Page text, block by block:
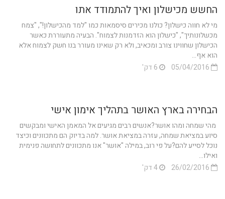
החשש מכישלון ואיך להתמודד אתו
מי לא חווה כישלון? כולנו מכירים סיסמאות כמו "למד מהכישלון!", "צמח
מכשלונותיך", "כישלון הוא הזדמנות לצמוח". הבעיה מתעוררת כאשר
הכישלון שחווינו צורב ומכאיב, ולא רק שאינו מעורר בנו חשק לצמוח אלא
הוא אף...
הבחירה בארץ האושר בתהליך אימון אישי
מהי שמחה ומהו אושר?אנשים רבים מגיעים אל המאמן האישי ומבקשים
סיוע במציאת שמחה, עזרה במציאת אושר. למה בדיוק הם מתכוונים וכיצד
נוכל לסייע להם?על פי רוב, במילה "אושר" אנו מתכוונים לתחושה פנימית
ואילו...